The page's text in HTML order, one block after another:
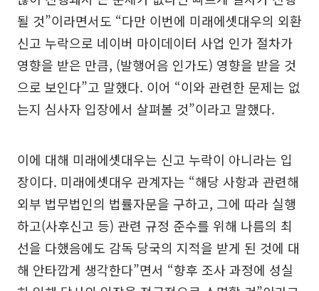
될 것”이라면서도 “다만 이번에 미래에셋대우의 외환
신고 누락으로 네이버 마이데이터 사업 인가 절차가
영향을 받은 만큼, (발행어음 인가도) 영향을 받을 것
으로 보인다”고 말했다. 이어 “이와 관련한 문제는 없
는지 심사자 입장에서 살펴볼 것”이라고 말했다.
이에 대해 미래에셋대우는 신고 누락이 아니라는 입
장이다. 미래에셋대우 관계자는 “해당 사항과 관련해
외부 법무법인의 법률자문을 구하고, 그에 따라 실행
하고(사후신고 등) 관련 규정 준수를 위해 나름의 최
선을 다했음에도 감독 당국의 지적을 받게 된 것에 대
해 안타깝게 생각한다”면서 “향후 조사 과정에 성실